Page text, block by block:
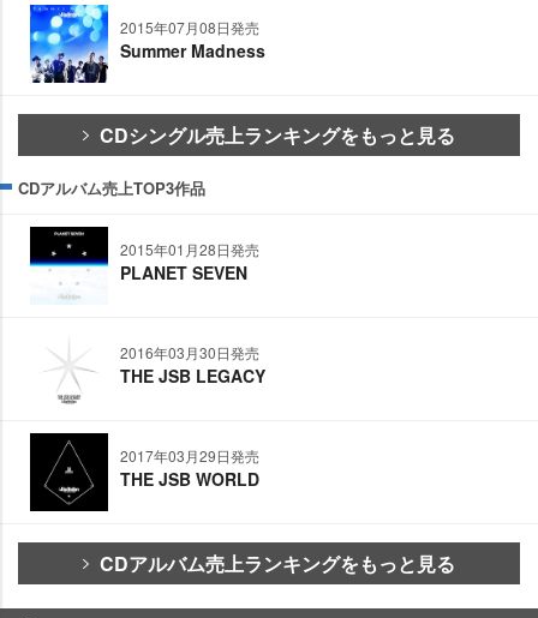
2015年07月08日発売
Summer Madness
CDシングル売上ランキングをもっと見る
CDアルバム売上TOP3作品
2015年01月28日発売
PLANET SEVEN
2016年03月30日発売
THE JSB LEGACY
2017年03月29日発売
THE JSB WORLD
CDアルバム売上ランキングをもっと見る